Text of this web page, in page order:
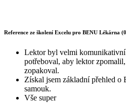
Reference ze školení Excelu pro BENU Lékárna
Lektor byl velmi
potřeboval, aby lektor
zopakoval.
Získal jsem základní přehled o
samouk.
Vše super